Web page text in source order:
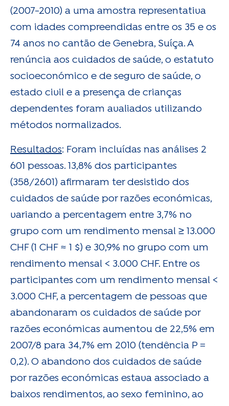
(2007-2010) a uma amostra representativa
com idades compreendidas entre os 35 e os
74 anos no cantão de Genebra, Suíça. A
renúncia aos cuidados de saúde, o estatuto
socioeconómico e de seguro de saúde, o
estado civil e a presença de crianças
dependentes foram avaliados utilizando
métodos normalizados.
Resultados: Foram incluídas nas análises 2
601 pessoas. 13,8% dos participantes
(358/2601) afirmaram ter desistido dos
cuidados de saúde por razões económicas,
variando a percentagem entre 3,7% no
grupo com um rendimento mensal ≥ 13.000
CHF (1 CHF ≈ 1 $) e 30,9% no grupo com um
rendimento mensal < 3.000 CHF. Entre os
participantes com um rendimento mensal <
3.000 CHF, a percentagem de pessoas que
abandonaram os cuidados de saúde por
razões económicas aumentou de 22,5% em
2007/8 para 34,7% em 2010 (tendência P =
0,2). O abandono dos cuidados de saúde
por razões económicas estava associado a
baixos rendimentos, ao sexo feminino, ao